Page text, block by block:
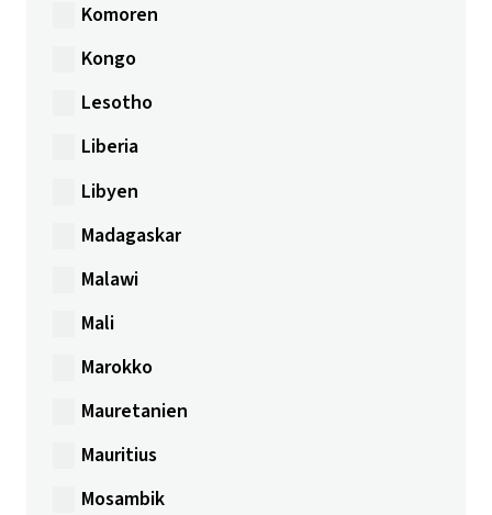
Komoren
Kongo
Lesotho
Liberia
Libyen
Madagaskar
Malawi
Mali
Marokko
Mauretanien
Mauritius
Mosambik